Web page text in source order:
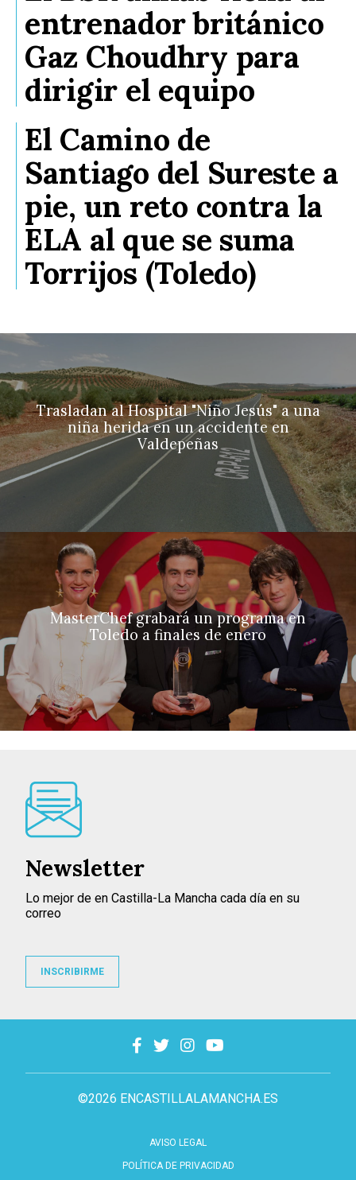
entrenador británico
Gaz Choudhry para
dirigir el equipo
El Camino de
Santiago del Sureste a
pie, un reto contra la
ELA al que se suma
Torrijos (Toledo)
Trasladan al Hospital "Niño Jesús" a una
niña herida en un accidente en
Valdepeñas
MasterChef grabará un programa en
Toledo a finales de enero
©2026 ENCASTILLALAMANCHA.ES
AVISO LEGAL
POLÍTICA DE PRIVACIDAD
Newsletter
Lo mejor de en Castilla-La Mancha cada día en su
correo
INSCRIBIRME